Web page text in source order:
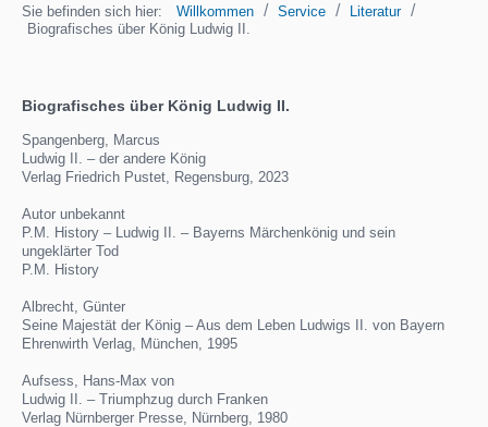
Sie befinden sich hier: Willkommen / Service / Literatur /
Biografisches über König Ludwig II.
Biografisches über König Ludwig II.
Spangenberg, Marcus
Ludwig II. – der andere König
Verlag Friedrich Pustet, Regensburg, 2023
Autor unbekannt
P.M. History – Ludwig II. – Bayerns Märchenkönig und sein
ungeklärter Tod
P.M. History
Albrecht, Günter
Seine Majestät der König – Aus dem Leben Ludwigs II. von Bayern
Ehrenwirth Verlag, München, 1995
Aufsess, Hans-Max von
Ludwig II. – Triumphzug durch Franken
Verlag Nürnberger Presse, Nürnberg, 1980